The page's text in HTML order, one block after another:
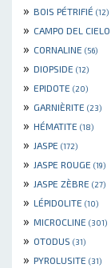
» BOIS PÉTRIFIÉ (12)
» CAMPO DEL CIELO
» CORNALINE (56)
» DIOPSIDE (12)
» EPIDOTE (20)
» GARNIÈRITE (23)
» HÉMATITE (18)
» JASPE (172)
» JASPE ROUGE (19)
» JASPE ZÈBRE (27)
» LÉPIDOLITE (10)
» MICROCLINE (301)
» OTODUS (31)
» PYROLUSITE (31)